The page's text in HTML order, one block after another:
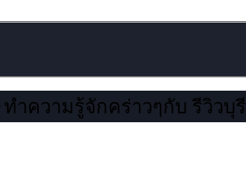
ทำความรู้จักคร่าวๆกับ รีวิวบุรี